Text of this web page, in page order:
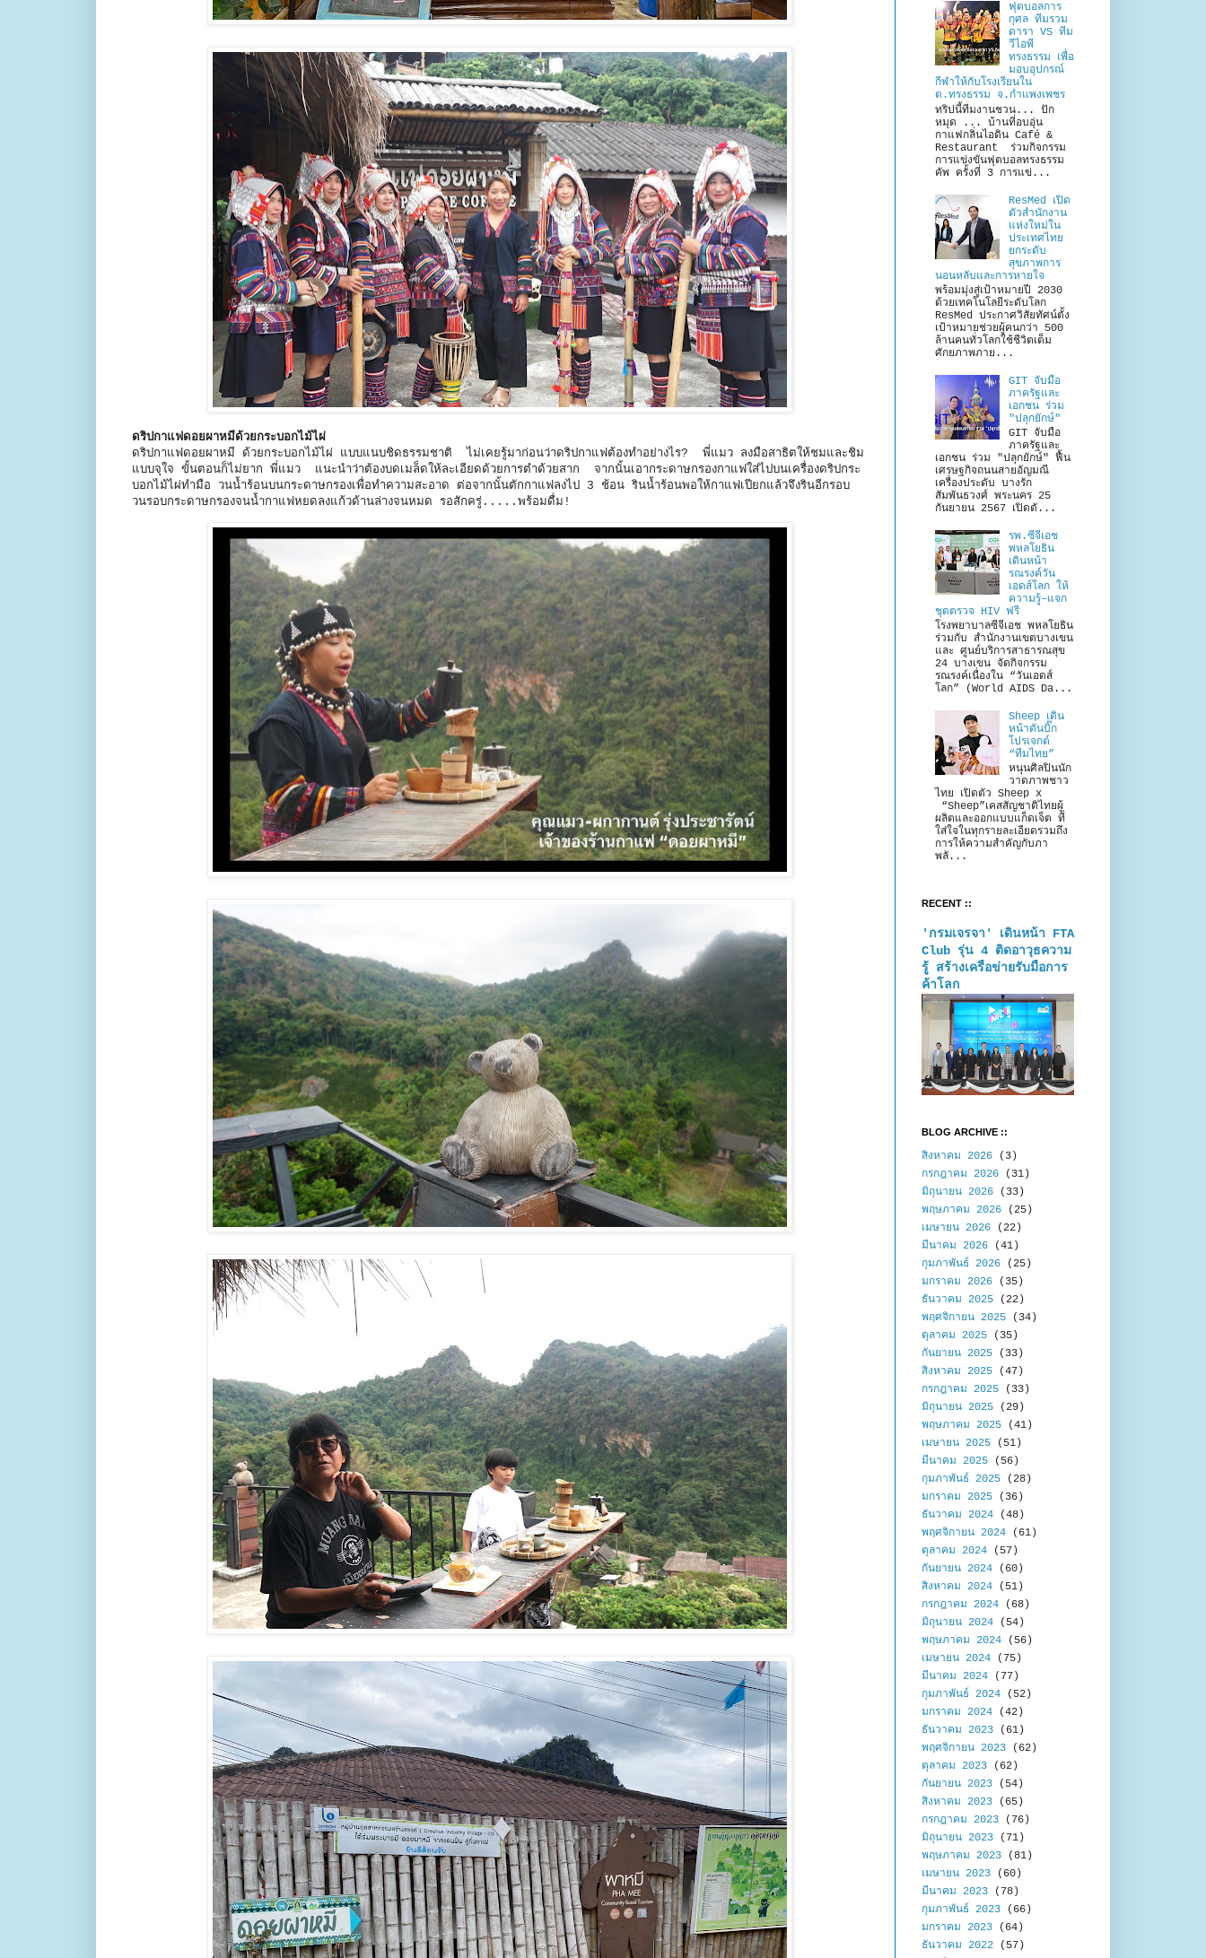
ดริปกาแฟดอยผาหมีด้วยกระบอกไม้ไผ่
ดริปกาแฟดอยผาหมี ด้วยกระบอกไม้ไผ่ แบบแนบชิดธรรมชาติ ไม่เคยรู้มาก่อนว่าดริปกาแฟต้องทำอย่างไร? พี่แมว ลงมือสาธิตให้ชมและชิม
แบบจุใจ ขั้นตอนก็ไม่ยาก พี่แมว แนะนำว่าต้องบดเมล็ดให้ละเอียดด้วยการตำด้วยสาก จากนั้นเอากระดาษกรองกาแฟใส่ไปบนเครื่องดริปกระ
บอกไม้ไผ่ทำมือ วนน้ำร้อนบนกระดาษกรองเพื่อทำความสะอาด ต่อจากนั้นตักกาแฟลงไป 3 ช้อน รินน้ำร้อนพอให้กาแฟเปียกแล้วจึงรินอีกรอบ
วนรอบกระดาษกรองจนน้ำกาแฟหยดลงแก้วด้านล่างจนหมด รอสักครู่.....พร้อมดื่ม!
ฟุตบอลการ
กุศล ทีมรวม
ดารา VS ทีม
วีไอพี
ทรงธรรม เพื่อ
มอบอุปกรณ์
กีฬาให้กับโรงเรียนใน
ต.ทรงธรรม จ.กำแพงเพชร
ทริปนี้ทีมงานชวน... ปัก
หมุด ... บ้านที่อบอุ่น
กาแฟกลิ่นไอดิน Café &
Restaurant ร่วมกิจกรรม
การแข่งขันฟุตบอลทรงธรรม
คัพ ครั้งที่ 3 การแข่...
ResMed เปิด
ตัวสำนักงาน
แห่งใหม่ใน
ประเทศไทย
ยกระดับ
สุขภาพการ
นอนหลับและการหายใจ
พร้อมมุ่งสู่เป้าหมายปี 2030
ด้วยเทคโนโลยีระดับโลก
ResMed ประกาศวิสัยทัศน์ตั้ง
เป้าหมายช่วยผู้คนกว่า 500
ล้านคนทั่วโลกใช้ชีวิตเต็ม
ศักยภาพภาย...
GIT จับมือ
ภาครัฐและ
เอกชน ร่วม
"ปลุกยักษ์"
GIT จับมือ
ภาครัฐและ
เอกชน ร่วม "ปลุกยักษ์" ฟื้น
เศรษฐกิจถนนสายอัญมณี
เครื่องประดับ บางรัก
สัมพันธวงศ์ พระนคร 25
กันยายน 2567 เปิดตั...
รพ.ซีจีเอช
พหลโยธิน
เดินหน้า
รณรงค์วัน
เอดส์โลก ให้
ความรู้–แจก
ชุดตรวจ HIV ฟรี
โรงพยาบาลซีจีเอช พหลโยธิน
ร่วมกับ สำนักงานเขตบางเขน
และ ศูนย์บริการสาธารณสุข
24 บางเขน จัดกิจกรรม
รณรงค์เนื่องใน “วันเอดส์
โลก” (World AIDS Da...
Sheep เดิน
หน้าดันบิ๊ก
โปรเจกต์
“ทีมไทย”
หนุนศิลปินนัก
วาดภาพชาว
ไทย เปิดตัว Sheep x
“Sheep”เคสสัญชาติไทยผู้
ผลิตและออกแบบแก็ดเจ็ต ที่
ใส่ใจในทุกรายละเอียดรวมถึง
การให้ความสำคัญกับภา
พลั...
RECENT ::
'กรมเจรจา' เดินหน้า FTA
Club รุ่น 4 ติดอาวุธความ
รู้ สร้างเครือข่ายรับมือการ
ค้าโลก
BLOG ARCHIVE ::
สิงหาคม 2026 (3)
กรกฎาคม 2026 (31)
มิถุนายน 2026 (33)
พฤษภาคม 2026 (25)
เมษายน 2026 (22)
มีนาคม 2026 (41)
กุมภาพันธ์ 2026 (25)
มกราคม 2026 (35)
ธันวาคม 2025 (22)
พฤศจิกายน 2025 (34)
ตุลาคม 2025 (35)
กันยายน 2025 (33)
สิงหาคม 2025 (47)
กรกฎาคม 2025 (33)
มิถุนายน 2025 (29)
พฤษภาคม 2025 (41)
เมษายน 2025 (51)
มีนาคม 2025 (56)
กุมภาพันธ์ 2025 (28)
มกราคม 2025 (36)
ธันวาคม 2024 (48)
พฤศจิกายน 2024 (61)
ตุลาคม 2024 (57)
กันยายน 2024 (60)
สิงหาคม 2024 (51)
กรกฎาคม 2024 (68)
มิถุนายน 2024 (54)
พฤษภาคม 2024 (56)
เมษายน 2024 (75)
มีนาคม 2024 (77)
กุมภาพันธ์ 2024 (52)
มกราคม 2024 (42)
ธันวาคม 2023 (61)
พฤศจิกายน 2023 (62)
ตุลาคม 2023 (62)
กันยายน 2023 (54)
สิงหาคม 2023 (65)
กรกฎาคม 2023 (76)
มิถุนายน 2023 (71)
พฤษภาคม 2023 (81)
เมษายน 2023 (60)
มีนาคม 2023 (78)
กุมภาพันธ์ 2023 (66)
มกราคม 2023 (64)
ธันวาคม 2022 (57)